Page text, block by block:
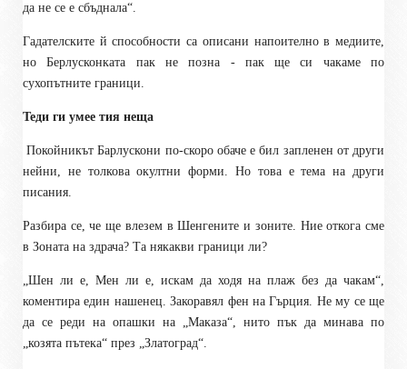
да не се е сбъднала“.
Гадателските й способности са описани напоително в медиите,
но Берлусконката пак не позна - пак ще си чакаме по
сухопътните граници.
Теди ги умее тия неща
Покойникът Барлускони по-скоро обаче е бил запленен от други
нейни, не толкова окултни форми. Но това е тема на други
писания.
Разбира се, че ще влезем в Шенгените и зоните. Ние откога сме
в Зоната на здрача? Та някакви граници ли?
„Шен ли е, Мен ли е, искам да ходя на плаж без да чакам“,
коментира един нашенец. Закоравял фен на Гърция. Не му се ще
да се реди на опашки на „Маказа“, нито пък да минава по
„козята пътека“ през „Златоград“.